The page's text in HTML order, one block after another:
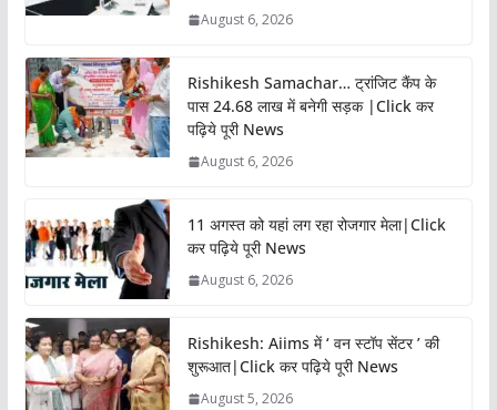
August 6, 2026
Rishikesh Samachar… ट्रांजिट कैंप के
पास 24.68 लाख में बनेगी सड़क |Click कर
पढ़िये पूरी News
August 6, 2026
11 अगस्त को यहां लग रहा रोजगार मेला|Click
कर पढ़िये पूरी News
August 6, 2026
Rishikesh: Aiims में ‘ वन स्टॉप सेंटर ’ की
शुरूआत|Click कर पढ़िये पूरी News
August 5, 2026